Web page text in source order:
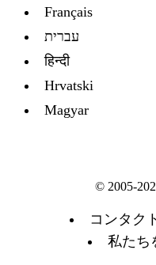
Français
עברית
हिन्दी
Hrvatski
Magyar
© 2005-
コンタク
私たち